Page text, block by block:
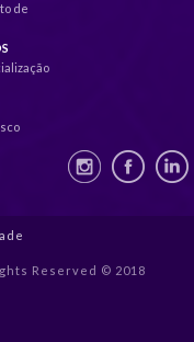
de
Reserved © 2018